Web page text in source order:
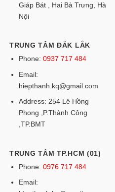
Giáp Bát , Hai Bà Trưng, Hà
Nội
TRUNG TÂM ĐẮK LẮK
Phone: 0937 717 484
Email:
hiepthanh.kq@gmail.com
Address: 254 Lê Hồng
Phong ,P.Thành Công
,TP.BMT
TRUNG TÂM TP.HCM (01)
Phone: 0976 717 484
Email: